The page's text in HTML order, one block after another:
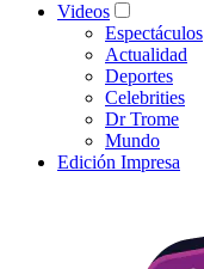
Videos
Espectáculos
Actualidad
Deportes
Celebrities
Dr Trome
Mundo
Edición Impresa